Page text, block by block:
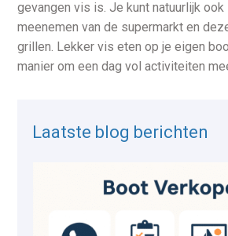
gevangen vis is. Je kunt natuurlijk
meenemen van de supermarkt en
grillen. Lekker vis eten op je eigen
manier om een dag vol activiteiten
Laatste blog berichten